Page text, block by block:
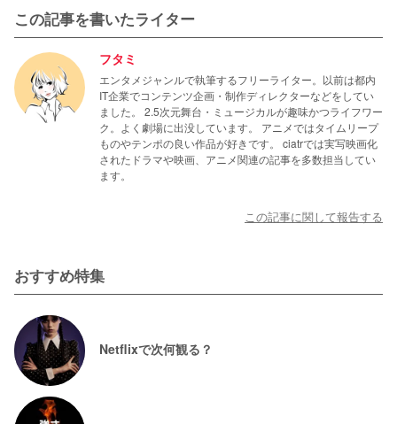
この記事を書いたライター
フタミ
エンタメジャンルで執筆するフリーライター。以前は都内
IT企業でコンテンツ企画・制作ディレクターなどをしてい
ました。 2.5次元舞台・ミュージカルが趣味かつライフワー
ク。よく劇場に出没しています。 アニメではタイムリープ
ものやテンポの良い作品が好きです。 ciatrでは実写映画化
されたドラマや映画、アニメ関連の記事を多数担当してい
ます。
この記事に関して報告する
おすすめ特集
Netflixで次何観る？